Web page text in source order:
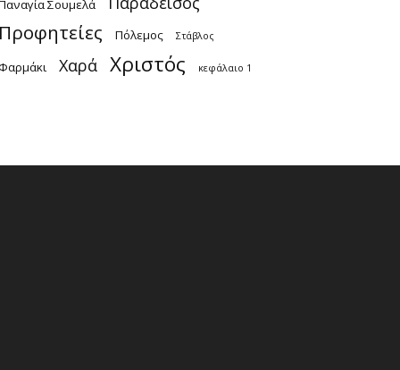
Σουμελά
Πόλεμος Στάβλος
Χαρά Χριστός κεφάλαιο 1